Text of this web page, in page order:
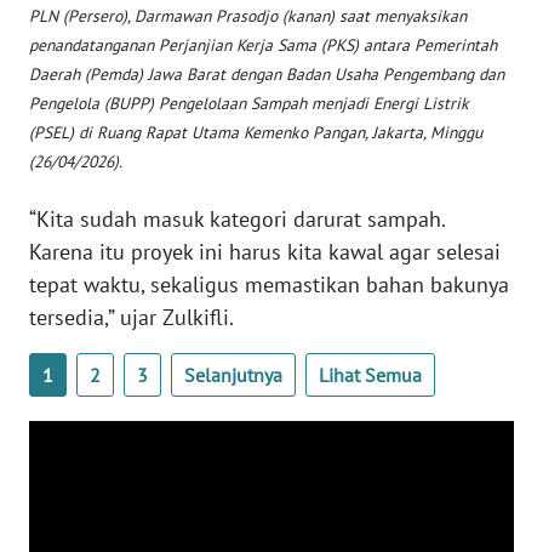
PLN (Persero), Darmawan Prasodjo (kanan) saat menyaksikan
penandatanganan Perjanjian Kerja Sama (PKS) antara Pemerintah
Daerah (Pemda) Jawa Barat dengan Badan Usaha Pengembang dan
Pengelola (BUPP) Pengelolaan Sampah menjadi Energi Listrik
(PSEL) di Ruang Rapat Utama Kemenko Pangan, Jakarta, Minggu
(26/04/2026).
“Kita sudah masuk kategori darurat sampah.
Karena itu proyek ini harus kita kawal agar selesai
tepat waktu, sekaligus memastikan bahan bakunya
tersedia,” ujar Zulkifli.
1 2 3 Selanjutnya Lihat Semua
WN
BABEL
WN
SUMBAR
WN
SUMSEL
WN
WN
LAMPUNG